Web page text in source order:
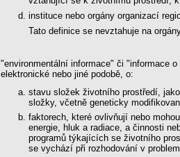
instituce nebo orgány organizací
Tato definice se nevztahuje na
"environmentální informace" či "informace
elektronické nebo jiné podobě, o:
stavu složek životního prostředí,
složky, včetně geneticky
faktorech, které ovlivňují nebo
energie, hluk a radiace, a činnosti
programů týkajících se životního
se vychází při rozhodování v